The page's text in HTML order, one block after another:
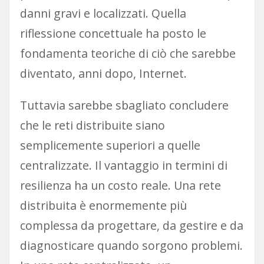
danni gravi e localizzati. Quella
riflessione concettuale ha posto le
fondamenta teoriche di ciò che sarebbe
diventato, anni dopo, Internet.
Tuttavia sarebbe sbagliato concludere
che le reti distribuite siano
semplicemente superiori a quelle
centralizzate. Il vantaggio in termini di
resilienza ha un costo reale. Una rete
distribuita è enormemente più
complessa da progettare, da gestire e da
diagnosticare quando sorgono problemi.